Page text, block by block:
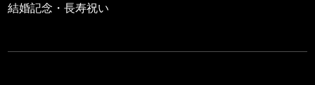
結婚記念・長寿祝い